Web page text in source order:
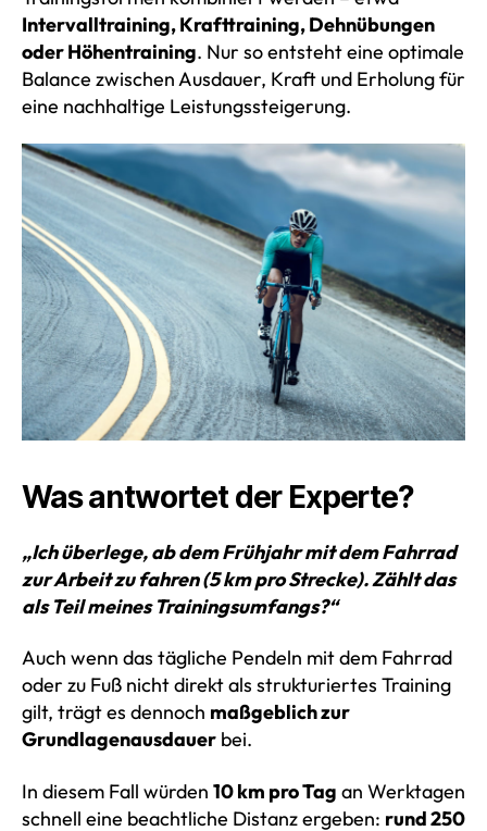
Intervalltraining, Krafttraining, Dehnübungen
oder Höhentraining. Nur so entsteht eine optimale
Balance zwischen Ausdauer, Kraft und Erholung für
eine nachhaltige Leistungssteigerung.
Was antwortet der Experte?
„Ich überlege, ab dem Frühjahr mit dem Fahrrad
zur Arbeit zu fahren (5 km pro Strecke). Zählt das
als Teil meines Trainingsumfangs?“
Auch wenn das tägliche Pendeln mit dem Fahrrad
oder zu Fuß nicht direkt als strukturiertes Training
gilt, trägt es dennoch maßgeblich zur
Grundlagenausdauer bei.
In diesem Fall würden 10 km pro Tag an Werktagen
schnell eine beachtliche Distanz ergeben: rund 250